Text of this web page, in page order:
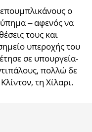
ο
– αφενός να
τους και
υπεροχής του
σε υπουργεία-
πολλώ δε
τη Χίλαρι.